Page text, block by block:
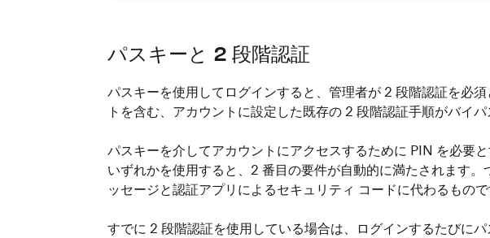
スを使用して画面に表示されている QR コードをスキャン
パスキーと 2 段階認証
パスキーを使用してログインすると、管理者が 2 段階認証を必
トを含む、アカウントに設定した既存の 2 段階認証手順がバイパ
パスキーを介してアカウントにアクセスするために PIN を必要
いずれかを使用すると、2 番目の要件が自動的に満たされます。
ッセージと認証アプリによるセキュリティ コードに代わるもので
すでに 2 段階認証を使用している場合は、ログインするたびに